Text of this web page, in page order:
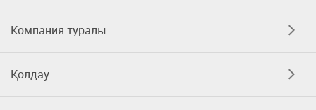
Компания туралы
Қолдау